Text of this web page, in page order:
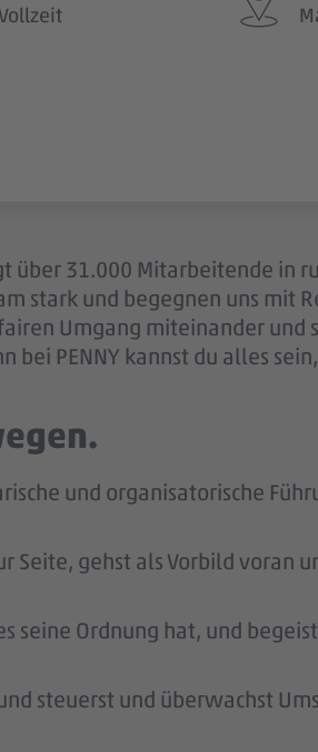
über 31.000 Mitarbeitende
stark und begegnen uns mit
Umgang miteinander und
bei PENNY kannst du alles
und organisatorische
Seite, gehst als Vorbild
seine Ordnung hat, und
steuerst und überwachst